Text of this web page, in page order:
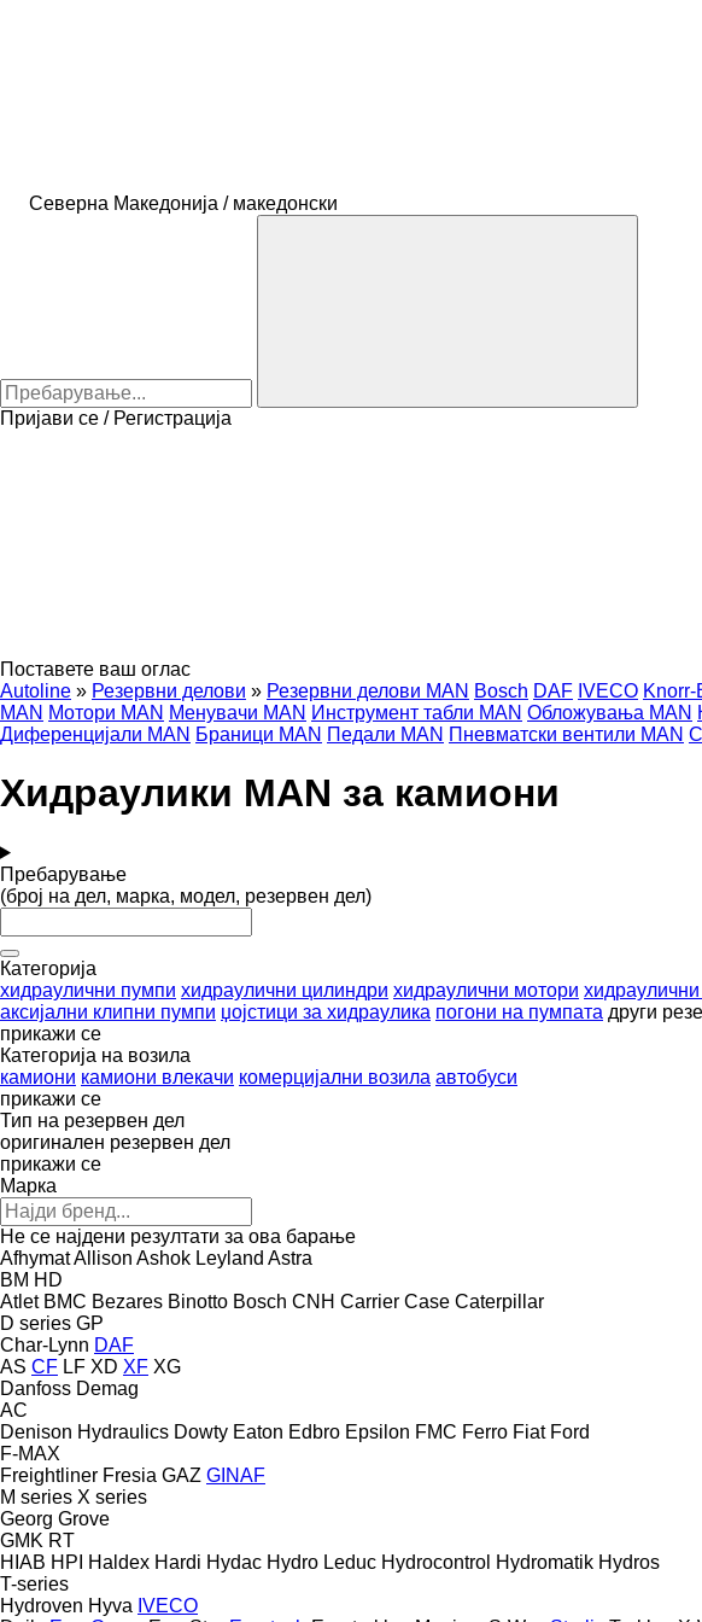
Северна Македонија / македонски
Пријави се / Регистрација
Поставете ваш оглас
Autoline » Резервни делови » Резервни делови MAN Bosch DAF IVECO Knorr-
MAN Мотори MAN Менувачи MAN Инструмент табли MAN Обложувања MAN
Диференцијали MAN Браници MAN Педали MAN Пневматски вентили MAN
Хидраулики MAN за камиони
Пребарување
(број на дел, марка, модел, резервен дел)
Категорија
хидраулични пумпи хидраулични цилиндри хидраулични мотори
аксијални клипни пумпи џојстици за хидраулика погони на пумпата други
прикажи се
Категорија на возила
камиони камиони влекачи комерцијални возила автобуси
прикажи се
Тип на резервен дел
оригинален резервен дел
прикажи се
Марка
Не се најдени резултати за ова барање
AfhymatAllison Ashok Leyland Astra
BM HD
Atlet BMC Bezares Binotto Bosch CNH Carrier Case Caterpillar
D series GP
Char-Lynn DAF
AS CF LF XD XF XG
Danfoss Demag
AC
Denison Hydraulics Dowty Eaton Edbro Epsilon FMC Ferro Fiat Ford
F-MAX
Freightliner Fresia GAZ GINAF
M series X series
Georg Grove
GMK RT
HIAB HPI Haldex Hardi Hydac Hydro Leduc Hydrocontrol Hydromatik Hydros
T-series
Hydroven Hyva IVECO